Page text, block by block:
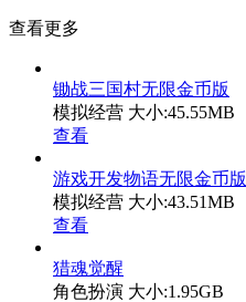
查看更多
锄战三国村无限金币版
模拟经营 大小:45.55MB
查看
游戏开发物语无限金币版
模拟经营 大小:43.51MB
查看
猎魂觉醒
角色扮演 大小:1.95GB